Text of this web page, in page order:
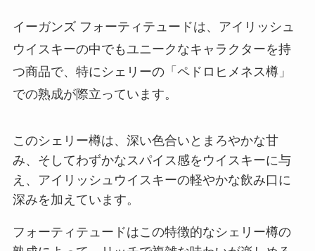
イーガンズ フォーティテュードは、アイリッシュ
ウイスキーの中でもユニークなキャラクターを持
つ商品で、特にシェリーの「ペドロヒメネス樽」
での熟成が際立っています。
このシェリー樽は、深い色合いとまろやかな甘
み、そしてわずかなスパイス感をウイスキーに与
え、アイリッシュウイスキーの軽やかな飲み口に
深みを加えています。
フォーティテュードはこの特徴的なシェリー樽の